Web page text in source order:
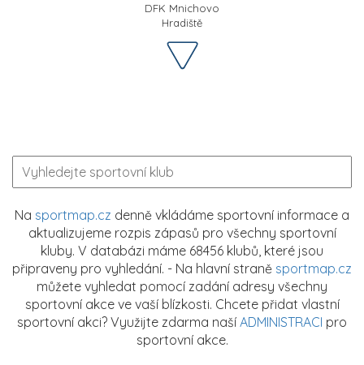
DFK Mnichovo
Hradiště
Na sportmap.cz denně vkládáme sportovní informace a
aktualizujeme rozpis zápasů pro všechny sportovní
kluby. V databázi máme 68456 klubů, které jsou
připraveny pro vyhledání. - Na hlavní straně sportmap.cz
můžete vyhledat pomocí zadání adresy všechny
sportovní akce ve vaší blízkosti. Chcete přidat vlastní
sportovní akci? Využijte zdarma naší ADMINISTRACI pro
sportovní akce.